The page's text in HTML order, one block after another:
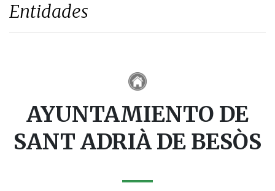
Entidades
AYUNTAMIENTO DE
SANT ADRIÀ DE BESÒS